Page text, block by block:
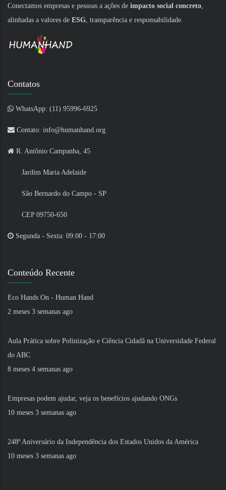
Conectamos empresas e pessoas a ações de impacto social concreto
alinhadas a valores de ESG , transparência e responsabilidade.
Contatos
WhatsApp: (11) 95996-6925
Contato: info@humanhand.org
R. Antônio Campanha, 45
Jardim Maria Adelaide
São Bernardo do Campo - SP
CEP 09750-650
Segunda - Sexta: 09:00 - 17:00
Conteúdo Recente
Eco Hands On - Human Hand
2 meses 3 semanas ago
Aula Prática sobre Polinização e Ciência Cidadã na Universidade Federal
do ABC
8 meses 4 semanas ago
Empresas podem ajudar, veja os benefícios ajudando ONGs
10 meses 3 semanas ago
248º Aniversário da Independência dos Estados Unidos da América
10 meses 3 semanas ago